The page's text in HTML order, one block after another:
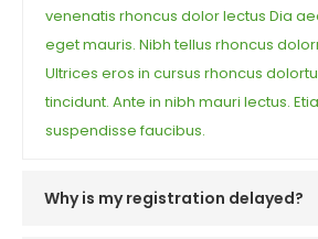
venenatis rhoncus dolor lectus Dia
eget mauris. Nibh tellus rhoncus
Ultrices eros in cursus rhoncus
tincidunt. Ante in nibh mauri lectus.
suspendisse faucibus.
Why is my registration delayed?